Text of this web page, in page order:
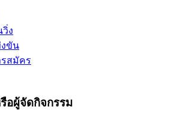
ง
ขัน
สมัคร
อผู้จัดกิจกรรม